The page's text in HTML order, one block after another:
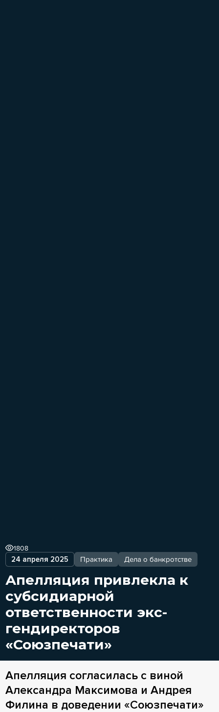
24 апреля 2025 Практика Дела о банкротстве
1808
Апелляция привлекла к
субсидиарной
ответственности экс-
гендиректоров
«Союзпечати»
Апелляция согласилась с виной
Александра Максимова и Андрея
Филина в доведении «Союзпечати»